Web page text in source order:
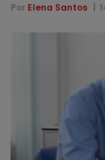
Por Elena Santos